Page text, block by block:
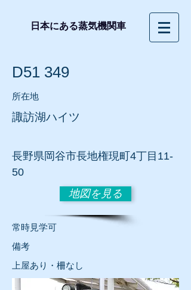
日本にある蒸気機関車
D51 349
所在地
諏訪湖ハイツ
長野県岡谷市長地権現町4丁目11-
50
地図を見る
常時見学可
​備考
上屋あり・柵なし